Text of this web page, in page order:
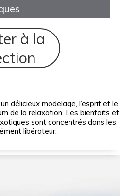
à la
délicieux modelage, l’esprit et le
de la relaxation. Les bienfaits et
sont concentrés dans les
libérateur.